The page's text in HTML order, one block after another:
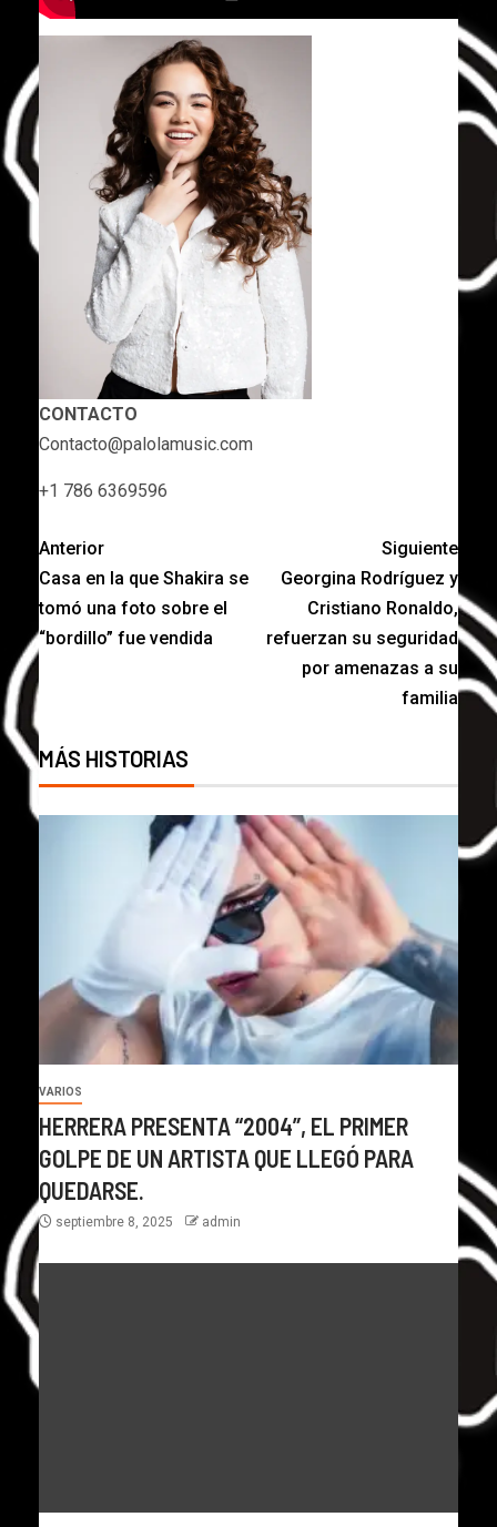
CONTACTO
Contacto@palolamusic.com
+1 786 6369596
Anterior
Casa en la que Shakira se
tomó una foto sobre el
“bordillo” fue vendida
Siguiente
Georgina Rodríguez y
Cristiano Ronaldo,
refuerzan su seguridad
por amenazas a su
familia
MÁS HISTORIAS
VARIOS
HERRERA PRESENTA “2004”, EL PRIMER
GOLPE DE UN ARTISTA QUE LLEGÓ PARA
QUEDARSE.
septiembre 8, 2025 admin